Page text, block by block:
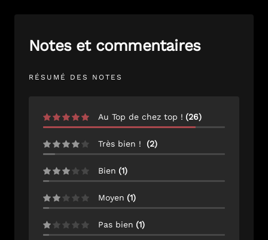
Notes et commentaires
RÉSUMÉ DES NOTES
Au Top de chez top ! (26)
Très bien ! (2)
Bien (1)
Moyen (1)
Pas bien (1)